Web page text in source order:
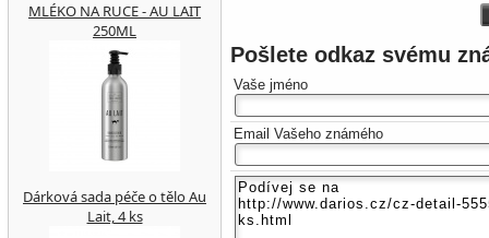
Pošlete odkaz svému
Vaše jméno
Email Vašeho známého
MLÉKO NA RUCE - AU LAIT
250ML
Dárková sada péče o tělo Au
Lait, 4 ks